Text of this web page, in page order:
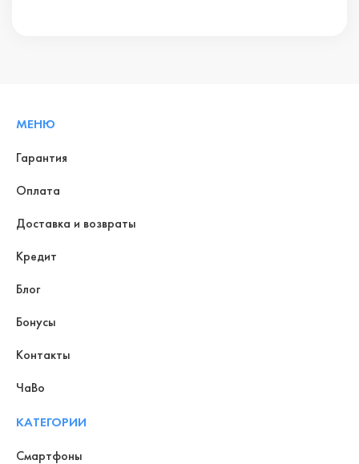
МЕНЮ
Гарантия
Оплата
Доставка и возвраты
Кредит
Блог
Бонусы
Контакты
ЧаВо
КАТЕГОРИИ
Смартфоны